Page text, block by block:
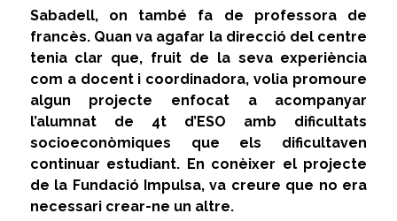
Sabadell, on també fa de professora de
francès. Quan va agafar la direcció del centre
tenia clar que, fruit de la seva experiència
com a docent i coordinadora, volia promoure
algun projecte enfocat a acompanyar
l’alumnat de 4t d’ESO amb dificultats
socioeconòmiques que els dificultaven
continuar estudiant. En conèixer el projecte
de la Fundació Impulsa, va creure que no era
necessari crear-ne un altre.